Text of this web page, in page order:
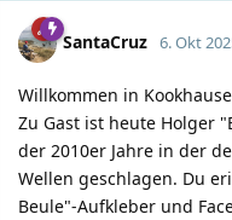
SantaCruz 6. Okt
Willkommen in
Zu Gast ist heute Holger
der 2010er Jahre in der
Wellen geschlagen. Du
Beule"-Aufkleber und